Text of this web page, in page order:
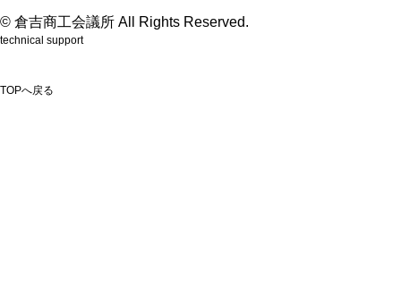
© 倉吉商工会議所 All Rights Reserved.
technical support
TOPへ戻る